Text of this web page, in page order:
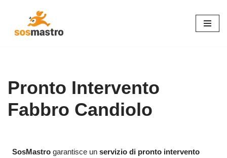
Pronto Intervento
Fabbro Candiolo
SosMastro garantisce unservizio di pronto intervento